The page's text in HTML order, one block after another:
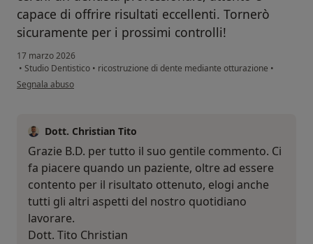
capace di offrire risultati eccellenti. Tornerò
sicuramente per i prossimi controlli!
17 marzo 2026
• Studio Dentistico • ricostruzione di dente mediante otturazione •
secondo l'opinione dell'utente B.D.
Segnala abuso
Dott. Christian Tito
Grazie B.D. per tutto il suo gentile commento. Ci
fa piacere quando un paziente, oltre ad essere
contento per il risultato ottenuto, elogi anche
tutti gli altri aspetti del nostro quotidiano
lavorare.
Dott. Tito Christian